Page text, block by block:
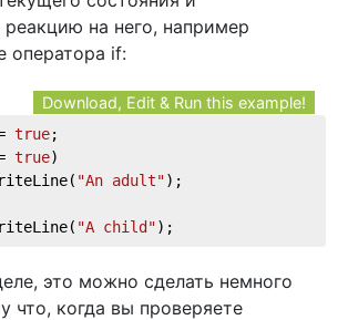
на него, например
оператора if:
Download, Edit & Run this example!
true;
true)
"An adult");
"A child");
это можно сделать немного
что, когда вы проверяете